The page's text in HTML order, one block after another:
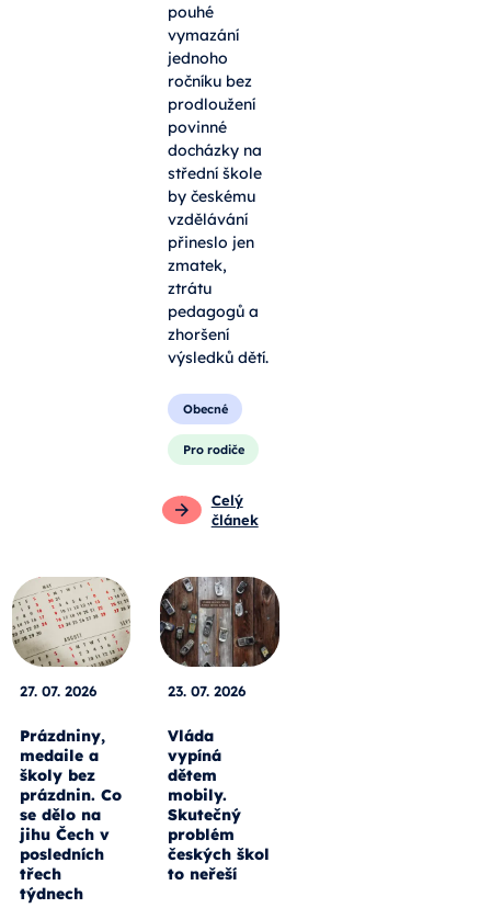
pouhé
vymazání
jednoho
ročníku bez
prodloužení
povinné
docházky na
střední škole
by českému
vzdělávání
přineslo jen
zmatek,
ztrátu
pedagogů a
zhoršení
výsledků dětí.
Obecné
Pro rodiče
Celý
článek
27. 07. 2026
Prázdniny,
medaile a
školy bez
prázdnin. Co
se dělo na
jihu Čech v
posledních
třech
týdnech
23. 07. 2026
Vláda
vypíná
dětem
mobily.
Skutečný
problém
českých škol
to neřeší